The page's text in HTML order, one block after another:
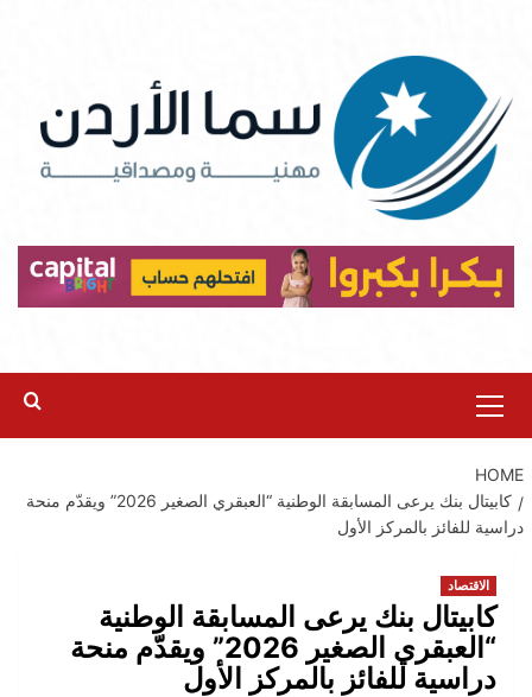
content
Menu
HOME
كابيتال بنك يرعى المسابقة الوطنية “العبقري الصغير 2026” ويقدّم منحة
دراسية للفائز بالمركز الأول
الاقتصاد
كابيتال بنك يرعى المسابقة الوطنية
“العبقري الصغير 2026” ويقدّم منحة
دراسية للفائز بالمركز الأول